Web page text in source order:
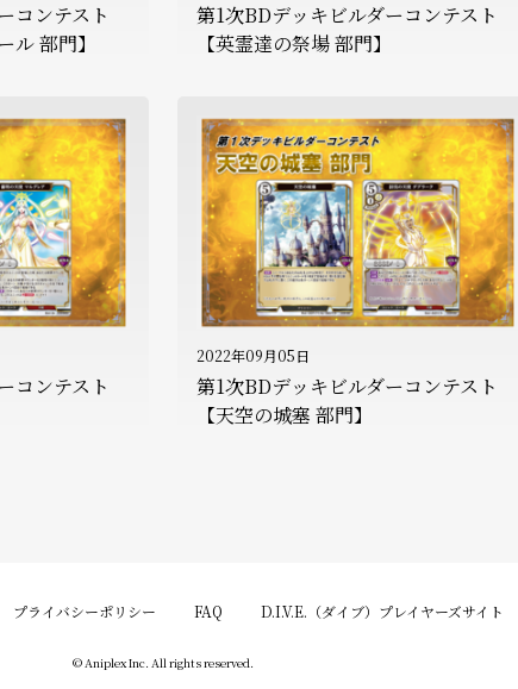
コンテスト
ル 部門】
第1次BDデッキビルダーコンテスト
【英霊達の祭場 部門】
コンテスト
2022年09月05日
第1次BDデッキビルダーコンテスト
【天空の城塞 部門】
プライバシーポリシー FAQ D.I.V.E.（ダイブ）プレイヤーズサイト
© Aniplex Inc. All rights reserved.